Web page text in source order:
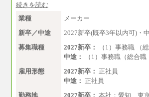
続きを読む
業種
メーカー
新卒／中途
2027新卒(既卒3年以内可)・
募集職種
2027新卒：
（1）事務職 （
中途：
（1）事務職（総合職
雇用形態
2027新卒： 正社員
中途： 正社員
勤務地
2027新卒： 本社：愛知 東